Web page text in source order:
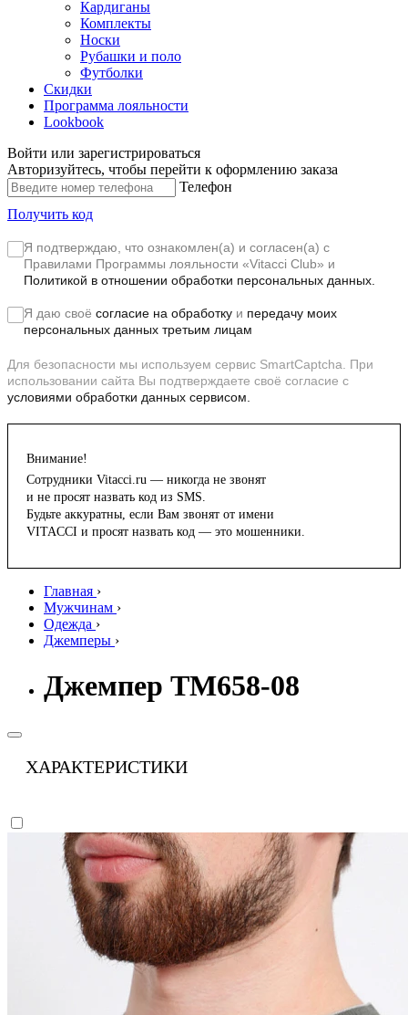
Кардиганы
Комплекты
Носки
Рубашки и поло
Футболки
Скидки
Программа лояльности
Lookbook
Войти или зарегистрироваться
Авторизуйтесь, чтобы перейти к оформлению заказа
Телефон
Получить код
Я подтверждаю, что ознакомлен(а) и согласен(а) с
Правилами Программы лояльности «Vitacci Club» и
Политикой в отношении обработки персональных данных.
Я даю своё согласие на обработку и передачу моих
персональных данных третьим лицам
Для безопасности мы используем сервис SmartCaptcha. При
использовании сайта Вы подтверждаете своё согласие с
условиями обработки данных сервисом.
Внимание!
Сотрудники Vitacci.ru — никогда не звонят
и не просят назвать код из SMS.
Будьте аккуратны, если Вам звонят от имени
VITACCI и просят назвать код — это мошенники.
Главная ›
Мужчинам ›
Одежда ›
Джемперы ›
Джемпер TM658-08
ХАРАКТЕРИСТИКИ